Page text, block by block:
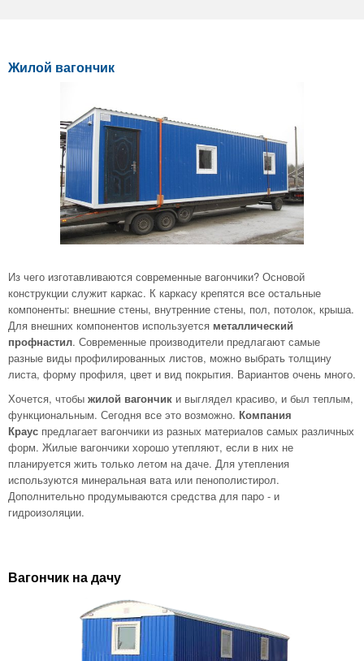
Жилой вагончик
Из чего изготавливаются современные вагончики? Основой
конструкции служит каркас. К каркасу крепятся все остальные
компоненты: внешние стены, внутренние стены, пол, потолок, крыша.
Для внешних компонентов используется металлический
профнастил. Современные производители предлагают самые
разные виды профилированных листов, можно выбрать толщину
листа, форму профиля, цвет и вид покрытия. Вариантов очень много.
Хочется, чтобы жилой вагончик и выглядел красиво, и был теплым,
функциональным. Сегодня все это возможно. Компания
Краус предлагает вагончики из разных материалов самых различных
форм. Жилые вагончики хорошо утепляют, если в них не
планируется жить только летом на даче. Для утепления
используются минеральная вата или пенополистирол.
Дополнительно продумываются средства для паро - и
гидроизоляции.
Вагончик на дачу